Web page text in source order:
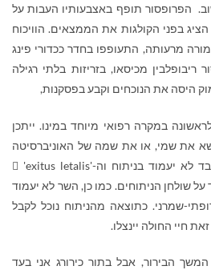
הפרופסור תופף באצבעותיו העבות על
בפני הקולגות את הממצאים. הוויכוח
מרעותה, התעופפו בחדר ככדורי פינג
מכיסאו, בזריזות בלתי רגילה
היסה את הנוכחים וקבע בפסקנות,
במקרה רפואי מיוחד במינו. ייתכן
את שמי, או את שמה של האוניברסיטה
לא יעמוד בניתוח וה-'exitus letalis'

על שולחן הניתוחים. כמו כן, השר לא יעמוד
שמרני. כתוצאה מהניתוח נוכל לקבל
חיי החולה יינצלו.
הבירור, אבל בתור כירורג אני בעד